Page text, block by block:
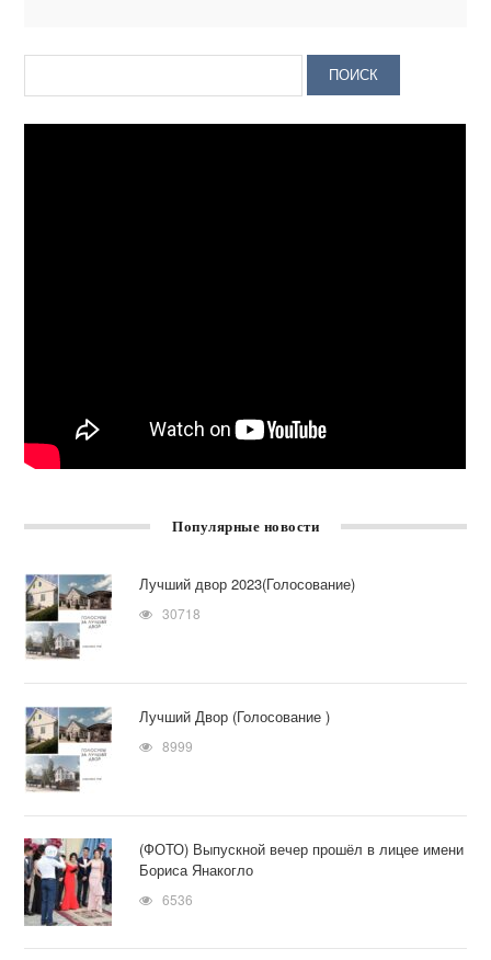
Популярные новости
Лучший двор 2023(Голосование)
30718
Лучший Двор (Голосование )
8999
(ФОТО) Выпускной вечер прошёл в лицее имени
Бориса Янакогло
6536